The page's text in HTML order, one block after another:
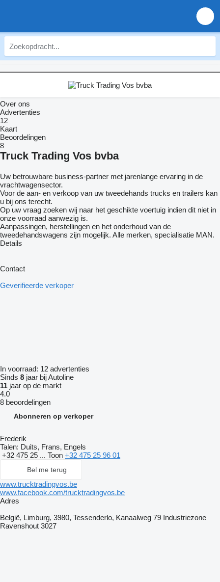
Over ons
Advertenties
12
Kaart
Beoordelingen
8
Truck Trading Vos bvba
Uw betrouwbare business-partner met jarenlange ervaring in de
vrachtwagensector.
Voor de aan- en verkoop van uw tweedehands trucks en trailers kan
u bij ons terecht.
Op uw vraag zoeken wij naar het geschikte voertuig indien dit niet in
onze voorraad aanwezig is.
Aanpassingen, herstellingen en het onderhoud van de
tweedehandswagens zijn mogelijk. Alle merken, specialisatie MAN.
Details
Contact
Geverifieerde verkoper
In voorraad: 12 advertenties
Sinds 8 jaar bij Autoline
11 jaar op de markt
4.0
8 beoordelingen
Abonneren op verkoper
Frederik
Talen: Duits, Frans, Engels
+32 475 25 ... Toon +32 475 25 96 01
Bel me terug
www.trucktradingvos.be
www.facebook.com/trucktradingvos.be
Adres
België, Limburg, 3980, Tessenderlo, Kanaalweg 79 Industriezone
Ravenshout 3027